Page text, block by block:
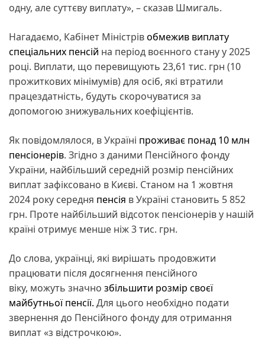
одну, але суттєву виплату», – сказав Шмигаль.
Нагадаємо, Кабінет Міністрівобмежив виплату
спеціальних пенсій на період воєнного стану у 2025
році. Виплати, що перевищують 23,61 тис. грн (10
прожиткових мінімумів) для осіб, які втратили
працездатність, будуть скорочуватися за
допомогою знижувальних коефіцієнтів.
Як повідомлялося, в Україні проживає понад 10 млн
пенсіонерів. Згідно з даними Пенсійного фонду
України, найбільший середній розмір пенсійних
виплат зафіксовано в Києві. Станом на 1 жовтня
2024 року середня пенсія в Україні становить 5 852
грн. Проте найбільший відсоток пенсіонерів у нашій
країні отримує менше ніж 3 тис. грн.
До слова, українці, які вирішать продовжити
працювати після досягнення пенсійного
віку, можуть значно збільшити розмір своєї
майбутньої пенсії. Для цього необхідно подати
звернення до Пенсійного фонду для отримання
виплат «з відстрочкою».